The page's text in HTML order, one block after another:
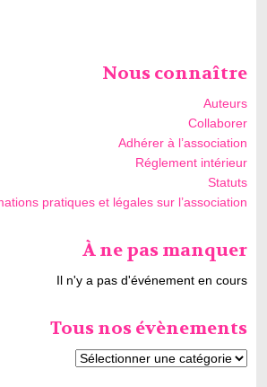
Nous connaître
Auteurs
Collaborer
Adhérer à l’association
Réglement intérieur
Statuts
pratiques et légales sur l’association
À ne pas manquer
Il n'y a pas d'événement en cours
Tous nos évènements